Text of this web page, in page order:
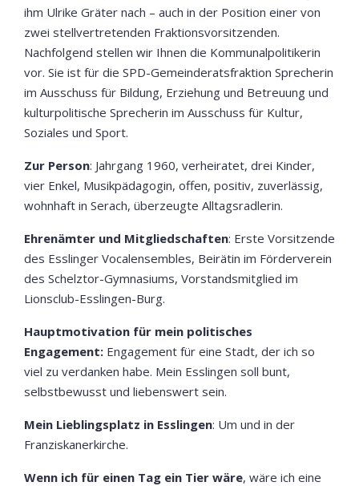
ihm Ulrike Gräter nach – auch in der Position einer von
zwei stellvertretenden Fraktionsvorsitzenden.
Nachfolgend stellen wir Ihnen die Kommunalpolitikerin
vor. Sie ist für die SPD-Gemeinderatsfraktion Sprecherin
im Ausschuss für Bildung, Erziehung und Betreuung und
kulturpolitische Sprecherin im Ausschuss für Kultur,
Soziales und Sport.
Zur Person: Jahrgang 1960, verheiratet, drei Kinder,
vier Enkel, Musikpädagogin, offen, positiv, zuverlässig,
wohnhaft in Serach, überzeugte Alltagsradlerin.
Ehrenämter und Mitgliedschaften: Erste Vorsitzende
des Esslinger Vocalensembles, Beirätin im Förderverein
des Schelztor-Gymnasiums, Vorstandsmitglied im
Lionsclub-Esslingen-Burg.
Hauptmotivation für mein politisches
Engagement: Engagement für eine Stadt, der ich so
viel zu verdanken habe. Mein Esslingen soll bunt,
selbstbewusst und liebenswert sein.
Mein Lieblingsplatz in Esslingen: Um und in der
Franziskanerkirche.
Wenn ich für einen Tag ein Tier wäre, wäre ich eine